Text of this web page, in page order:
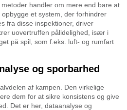
handler om mere end bare at
et system, der forhindrer
fra disse inspektioner, driver
uovertruffen pålidelighed, især i
på spil, som f.eks. luft- og rumfart
og sporbarhed
af kampen. Den virkelige
dem for at sikre konsistens og give
Det er her, dataanalyse og